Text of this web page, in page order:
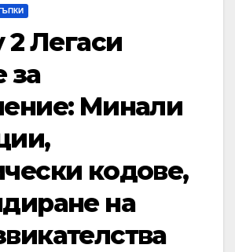
2 Легаси
за
Минали
кодове,
на